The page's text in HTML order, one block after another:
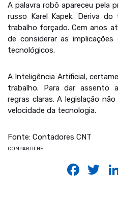
A palavra robô apareceu pela
russo Karel Kapek. Deriva
trabalho forçado. Cem anos
de considerar as
tecnológicos.
A Inteligência Artificial,
trabalho. Para dar assento
regras claras. A legislação
velocidade da tecnologia.
Fonte: Contadores CNT
COMPARTILHE